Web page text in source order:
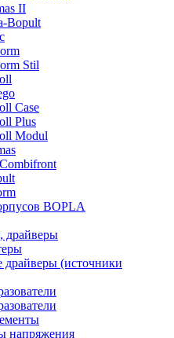
II
Bopult
Stil
Case
Plus
Modul
BOPLA
драйверы
драйверы (источники
напряжения